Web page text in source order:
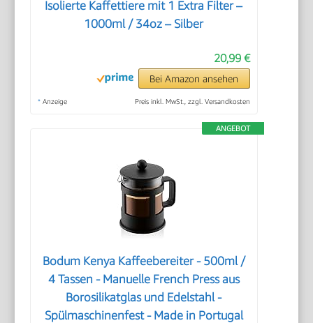
Isolierte Kaffettiere mit 1 Extra Filter –
1000ml / 34oz – Silber
20,99 €
Bei Amazon ansehen
* Anzeige Preis inkl. MwSt., zzgl. Versandkosten
ANGEBOT
Bodum Kenya Kaffeebereiter - 500ml /
4 Tassen - Manuelle French Press aus
Borosilikatglas und Edelstahl -
Spülmaschinenfest - Made in Portugal